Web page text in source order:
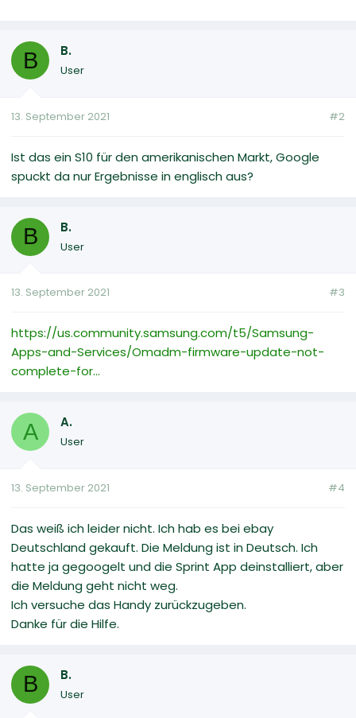
B B.
User
13. September 2021 #2
Ist das ein S10 für den amerikanischen Markt, Google
spuckt da nur Ergebnisse in englisch aus?
B B.
User
13. September 2021 #3
https://us.community.samsung.com/t5/Samsung-
Apps-and-Services/Omadm-firmware-update-not-
complete-for...
A A.
User
13. September 2021 #4
Das weiß ich leider nicht. Ich hab es bei ebay
Deutschland gekauft. Die Meldung ist in Deutsch. Ich
hatte ja gegoogelt und die Sprint App deinstalliert, aber
die Meldung geht nicht weg.
Ich versuche das Handy zurückzugeben.
Danke für die Hilfe.
B B.
User